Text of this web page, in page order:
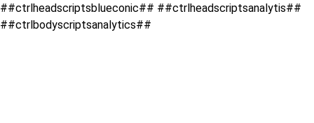
##ctrlheadscriptsblueconic## ##ctrlheadscriptsanalytis##
##ctrlbodyscriptsanalytics##